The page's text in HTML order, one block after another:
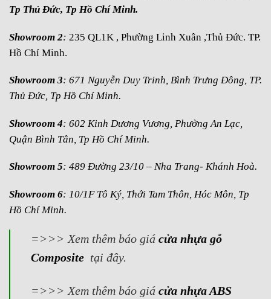
Tp Thủ Đức, Tp Hồ Chí Minh.
Showroom 2: 235 QL1K , Phường Linh Xuân ,Thủ Đức. TP.
Hồ Chí Minh.
Showroom 3: 671 Nguyễn Duy Trinh, Bình Trưng Đông, TP.
Thủ Đức, Tp Hồ Chí Minh.
Showroom 4: 602 Kinh Dương Vương, Phường An Lạc,
Quận Bình Tân, Tp Hồ Chí Minh.
Showroom 5: 489 Đường 23/10 – Nha Trang- Khánh Hoà.
Showroom 6: 10/1F Tô Ký, Thới Tam Thôn, Hóc Môn, Tp
Hồ Chí Minh.
=>>> Xem thêm báo giá cửa nhựa gỗ
Composite tại đây.
=>>> Xem thêm báo giá cửa nhựa ABS